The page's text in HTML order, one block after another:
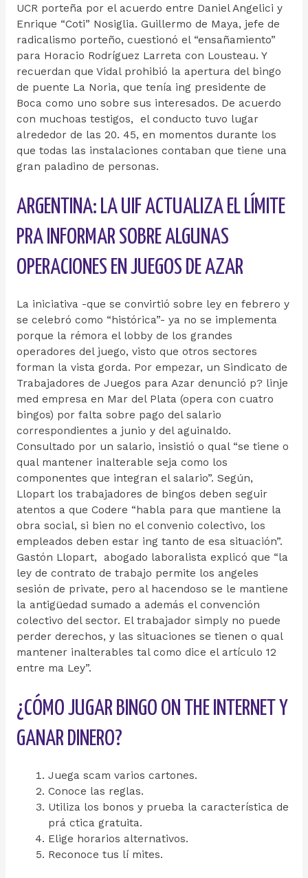
UCR porteña por el acuerdo entre Daniel Angelici y
Enrique “Coti” Nosiglia. Guillermo de Maya, jefe de
radicalismo porteño, cuestionó el “ensañamiento”
para Horacio Rodríguez Larreta con Lousteau. Y
recuerdan que Vidal prohibió la apertura del bingo
de puente La Noria, que tenía ing presidente de
Boca como uno sobre sus interesados. De acuerdo
con muchoas testigos, el conducto tuvo lugar
alrededor de las 20. 45, en momentos durante los
que todas las instalaciones contaban que tiene una
gran paladino de personas.
ARGENTINA: LA UIF ACTUALIZA EL LÍMITE
PRA INFORMAR SOBRE ALGUNAS
OPERACIONES EN JUEGOS DE AZAR
La iniciativa -que se convirtió sobre ley en febrero y
se celebró como “histórica”- ya no se implementa
porque la rémora el lobby de los grandes
operadores del juego, visto que otros sectores
forman la vista gorda. Por empezar, un Sindicato de
Trabajadores de Juegos para Azar denunció p? linje
med empresa en Mar del Plata (opera con cuatro
bingos) por falta sobre pago del salario
correspondientes a junio y del aguinaldo.
Consultado por un salario, insistió o qual “se tiene o
qual mantener inalterable seja como los
componentes que integran el salario”. Según,
Llopart los trabajadores de bingos deben seguir
atentos a que Codere “habla para que mantiene la
obra social, si bien no el convenio colectivo, los
empleados deben estar ing tanto de esa situación”.
Gastón Llopart, abogado laboralista explicó que “la
ley de contrato de trabajo permite los angeles
sesión de private, pero al hacendoso se le mantiene
la antigüedad sumado a además el convención
colectivo del sector. El trabajador simply no puede
perder derechos, y las situaciones se tienen o qual
mantener inalterables tal como dice el artículo 12
entre ma Ley”.
¿CÓMO JUGAR BINGO ON THE INTERNET Y
GANAR DINERO?
Juega scam varios cartones.
Conoce las reglas.
Utiliza los bonos y prueba la característica de
prá ctica gratuita.
Elige horarios alternativos.
Reconoce tus lí mites.